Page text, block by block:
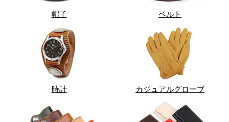
帽子 ベルト
時計 カジュアルグローブ